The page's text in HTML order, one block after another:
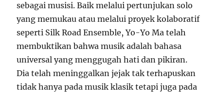
sebagai musisi. Baik melalui pertunjukan solo
yang memukau atau melalui proyek kolaboratif
seperti Silk Road Ensemble, Yo-Yo Ma telah
membuktikan bahwa musik adalah bahasa
universal yang menggugah hati dan pikiran.
Dia telah meninggalkan jejak tak terhapuskan
tidak hanya pada musik klasik tetapi juga pada